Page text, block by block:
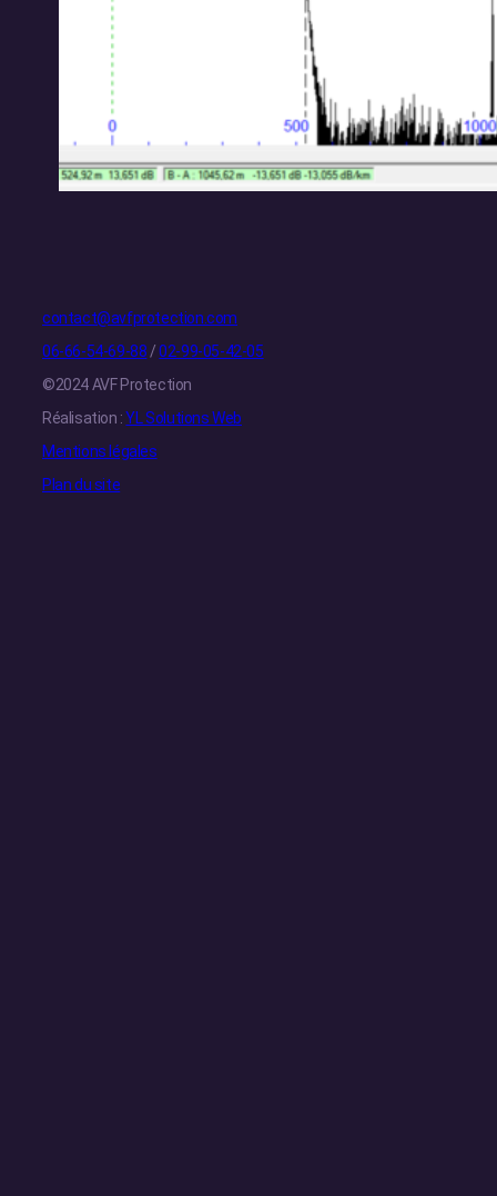
contact@avfprotection.com
06-66-54-69-88 /02-99-05-42-05
©2024 AVF Protection
Réalisation :YL Solutions Web
Mentions légales
Plan du site